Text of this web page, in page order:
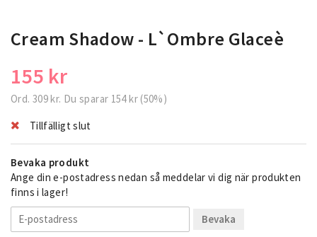
Cream Shadow - L`Ombre Glaceè
155 kr
Ord. 309 kr. Du sparar 154 kr(50%)
Tillfälligt slut
Bevaka produkt
Ange din e-postadress nedan så meddelar vi dig när produkten
finns i lager!
Bevaka